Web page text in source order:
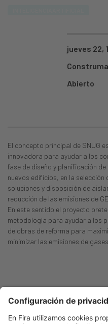
jueves 22,
Abierto
El concepto principal de SNUG
innovadora para ayudar a los
fase de diseño y planificación
nuevos edificios, en la
soluciones y disposición de
reducción de las emisiones de
En este sentido el proyecto
metodología para ayudar a los
de obras de reforma para
minimizar las emisiones de
Ponentes